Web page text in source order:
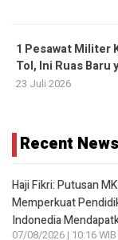
1 Pesawat Militer
Tol, Ini Ruas
23 Juli 2026
Recent News
Haji Fikri: Putusan
Memperkuat
Indonedia
07/08/2026 | 10:16 WIB